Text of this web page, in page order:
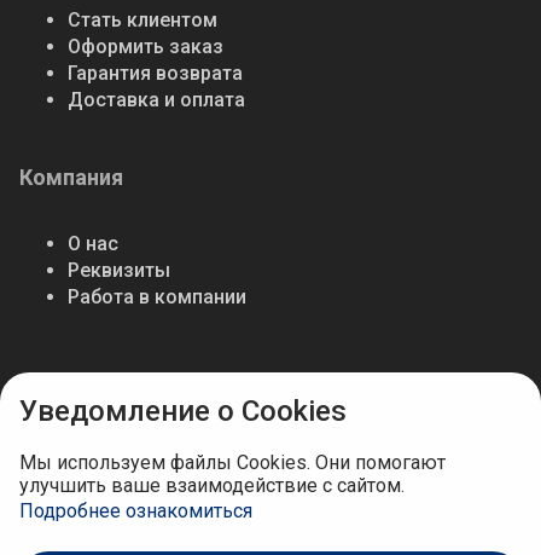
Стать клиентом
Оформить заказ
Гарантия возврата
Доставка и оплата
Компания
О нас
Реквизиты
Работа в компании
Мы в соцсетях
Уведомление о Cookies
Мы используем файлы Cookies. Они помогают
улучшить ваше взаимодействие с сайтом.
Подробнее ознакомиться